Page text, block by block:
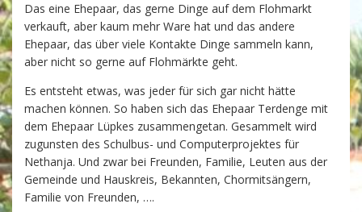
Das eine Ehepaar, das gerne Dinge auf dem Flohmarkt
verkauft, aber kaum mehr Ware hat und das andere
Ehepaar, das über viele Kontakte Dinge sammeln kann,
aber nicht so gerne auf Flohmärkte geht.
Es entsteht etwas, was jeder für sich gar nicht hätte
machen können. So haben sich das Ehepaar Terdenge mit
dem Ehepaar Lüpkes zusammengetan. Gesammelt wird
zugunsten des Schulbus- und Computerprojektes für
Nethanja. Und zwar bei Freunden, Familie, Leuten aus der
Gemeinde und Hauskreis, Bekannten, Chormitsängern,
Familie von Freunden, ….